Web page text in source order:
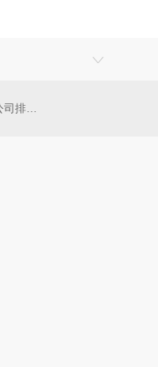
陕西自立组合式起重机租赁公司排名分析